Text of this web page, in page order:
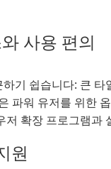
사용 편의
기 쉽습니다: 큰
파워 유저를 위한
저 확장 프로그램과
원